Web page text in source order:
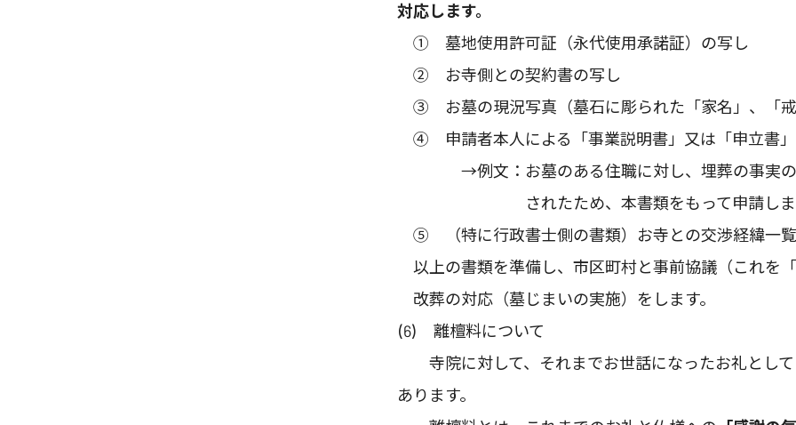
対応します。
① 墓地使用許可証（永代使用承諾証）の写し
② お寺側との契約書の写し
③ お墓の現況写真（墓石に彫られた「家名」、「
④ 申請者本人による「事業説明書」又は「申立書」
→例文：お墓のある住職に対し、埋葬の事実の証
されたため、本書類をもって申請しま
⑤ （特に行政書士側の書類）お寺との交渉経緯一
以上の書類を準備し、市区町村と事前協議（これを
改葬の対応（墓じまいの実施）をします。
(6) 離檀料について
寺院に対して、それまでお世話になったお礼として
あります。